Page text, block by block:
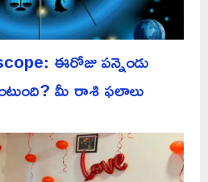
ఈరోజు పన్నెండు
మీ రాశి ఫలాలు